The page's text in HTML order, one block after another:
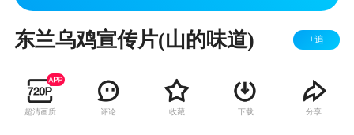
东兰乌鸡宣传片(山的味道) +追
超清画质 评论 收藏 下载 分享